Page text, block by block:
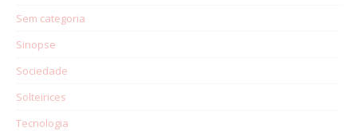
Sem categoria
Sinopse
Sociedade
Solteirices
Tecnologia